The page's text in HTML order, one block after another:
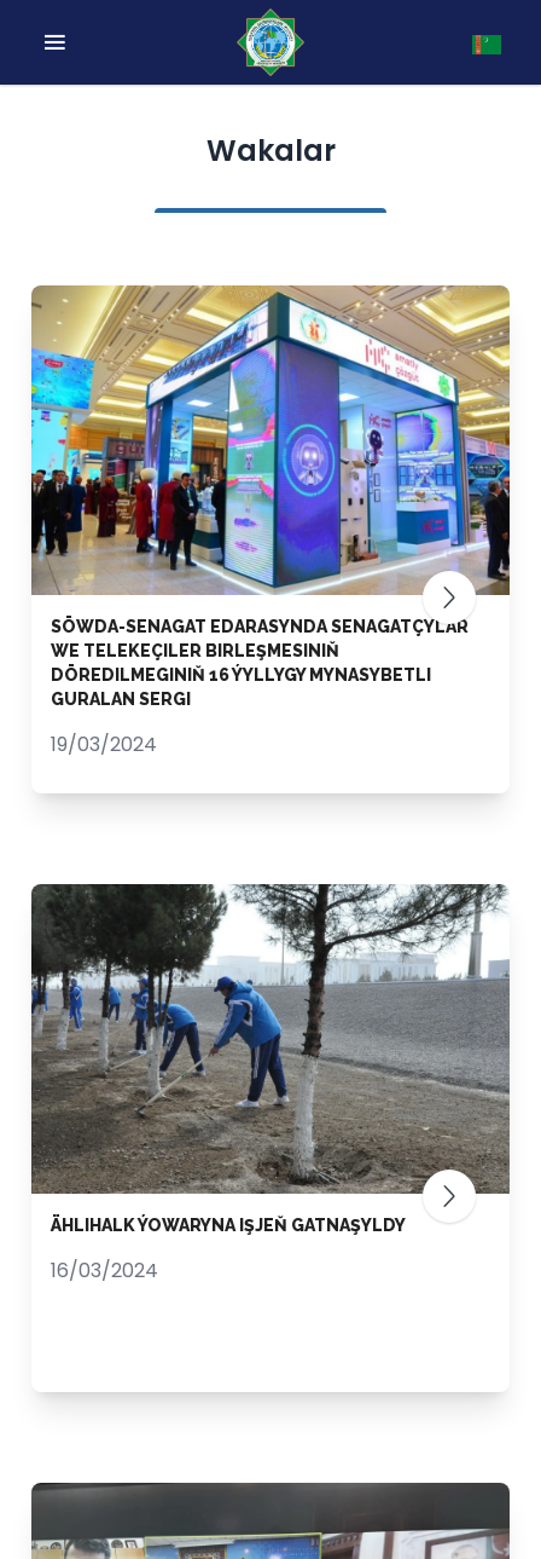
Wakalar
SÖWDA-SENAGAT EDARASYNDA SENAGATÇYLAR
WE TELEKEÇILER BIRLEŞMESINIŇ
DÖREDILMEGINIŇ 16 ÝYLLYGY MYNASYBETLI
GURALAN SERGI
19/03/2024
ÄHLIHALK ÝOWARYNA IŞJEŇ GATNAŞYLDY
16/03/2024